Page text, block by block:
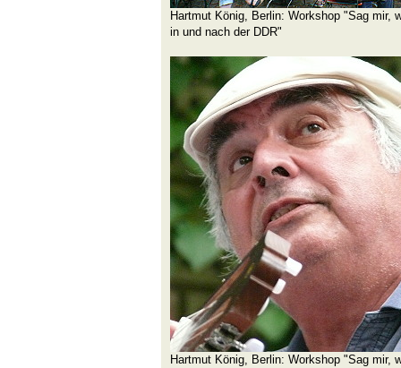
Hartmut König, Berlin: Workshop "Sag mir,
in und nach der DDR"
Hartmut König, Berlin: Workshop "Sag mir,